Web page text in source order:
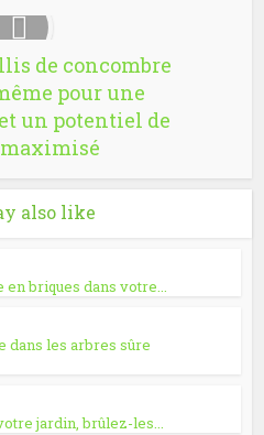
de concombre
pour une
un potentiel de
also like
briques dans votre...
dans les arbres sûre
jardin, brûlez-les...